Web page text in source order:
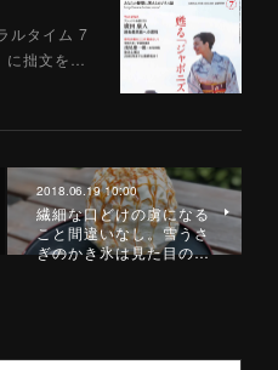
ルタイム 7
に拙文を…
2018.06.19 10:00
繊細な口どけの虜になる
こと間違いなし。雪うさ
ぎのかき氷は見た目の…